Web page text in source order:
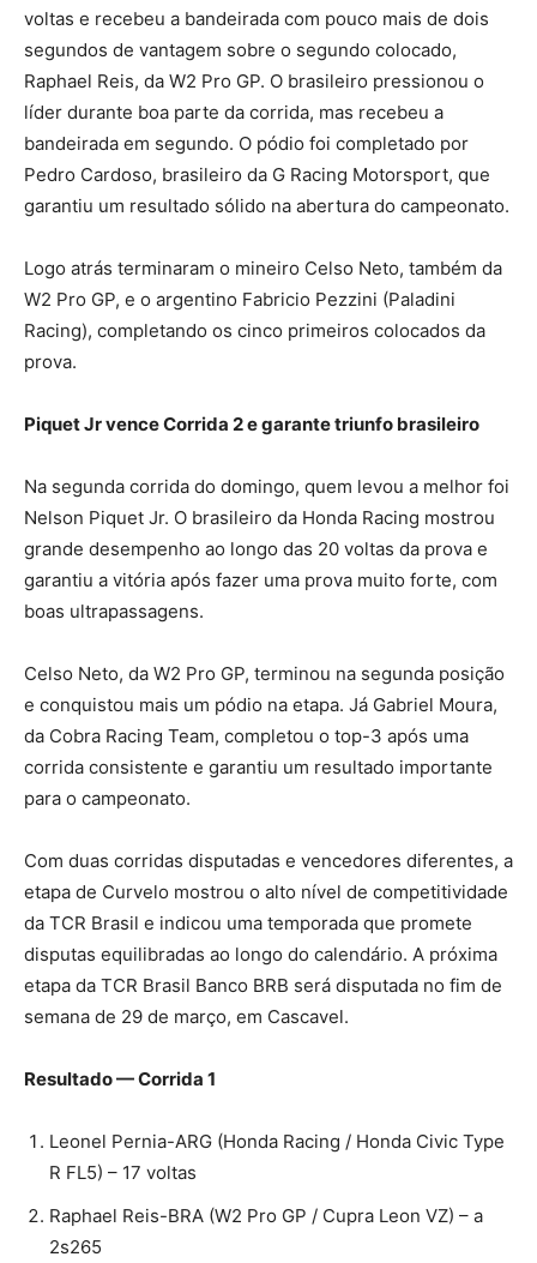
voltas e recebeu a bandeirada com pouco mais de dois
segundos de vantagem sobre o segundo colocado,
Raphael Reis, da W2 Pro GP. O brasileiro pressionou o
líder durante boa parte da corrida, mas recebeu a
bandeirada em segundo. O pódio foi completado por
Pedro Cardoso, brasileiro da G Racing Motorsport, que
garantiu um resultado sólido na abertura do campeonato.
Logo atrás terminaram o mineiro Celso Neto, também da
W2 Pro GP, e o argentino Fabricio Pezzini (Paladini
Racing), completando os cinco primeiros colocados da
prova.
Piquet Jr vence Corrida 2 e garante triunfo brasileiro
Na segunda corrida do domingo, quem levou a melhor foi
Nelson Piquet Jr. O brasileiro da Honda Racing mostrou
grande desempenho ao longo das 20 voltas da prova e
garantiu a vitória após fazer uma prova muito forte, com
boas ultrapassagens.
Celso Neto, da W2 Pro GP, terminou na segunda posição
e conquistou mais um pódio na etapa. Já Gabriel Moura,
da Cobra Racing Team, completou o top-3 após uma
corrida consistente e garantiu um resultado importante
para o campeonato.
Com duas corridas disputadas e vencedores diferentes, a
etapa de Curvelo mostrou o alto nível de competitividade
da TCR Brasil e indicou uma temporada que promete
disputas equilibradas ao longo do calendário. A próxima
etapa da TCR Brasil Banco BRB será disputada no fim de
semana de 29 de março, em Cascavel.
Resultado — Corrida 1
Leonel Pernia-ARG (Honda Racing / Honda Civic Type
R FL5) – 17 voltas
Raphael Reis-BRA (W2 Pro GP / Cupra Leon VZ) – a
2s265